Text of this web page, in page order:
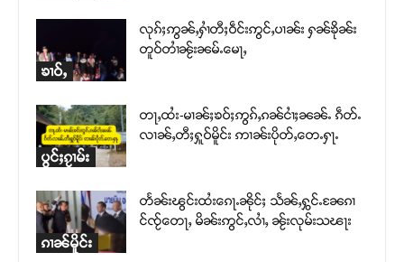
ဝ်ႇၽူႈတွႆႇႁွၵ်ႈ လႆႈယူႇၶႃႈဢေႃႈ။
ၶၢဝ်ႇ
လုၵ်ႈဢွၼ်ႇႁၢႆတီႈဝဵင်းဢွင်ႇပၢၼ်း ႁၼ်ၶိုၼ်း
တူဝ်တၢႆၼႂ်းၼမ်ႉမေႃႇ
ပွင်ႈၵႂၢမ်း
တႃႇထႆး-မၢၼ်ႈၶဝ်ႈဢွၵ်ႇၵၼ်ငၢႆႈၼၼ်ႉ ၵဵတ်ႉ
လၢၼ်ႇတီႈႁူဝ်မိူင်း ဢၢၼ်းပိုတ်ႇတေႉႁႃႉ
ၵၢၼ်မိူင်း
တႅၼ်းၽွင်းထႆးၵေႃႉၼိုင်ႈ သႅၼ်ႇႁွင်ႉၼႄၵၢ
င်ၸႂ်တေႃႇ မိၼ်းဢွင်ႇလၢႆႇ ၼႂ်းလုမ်းသၽႃး